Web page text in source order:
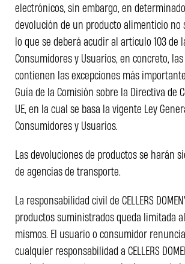
electrónicos, sin embargo, en
devolución de un producto alimenticio no
lo que se deberá acudir al artículo 103 de
Consumidores y Usuarios, en concreto,
contienen las excepciones más
Guía de la Comisión sobre la Directiva de
UE, en la cual se basa la vigente Ley
Consumidores y Usuarios.
Las devoluciones de productos se harán
de agencias de transporte.
La responsabilidad civil de CELLERS
productos suministrados queda limitada
mismos. El usuario o consumidor
cualquier responsabilidad a CELLERS